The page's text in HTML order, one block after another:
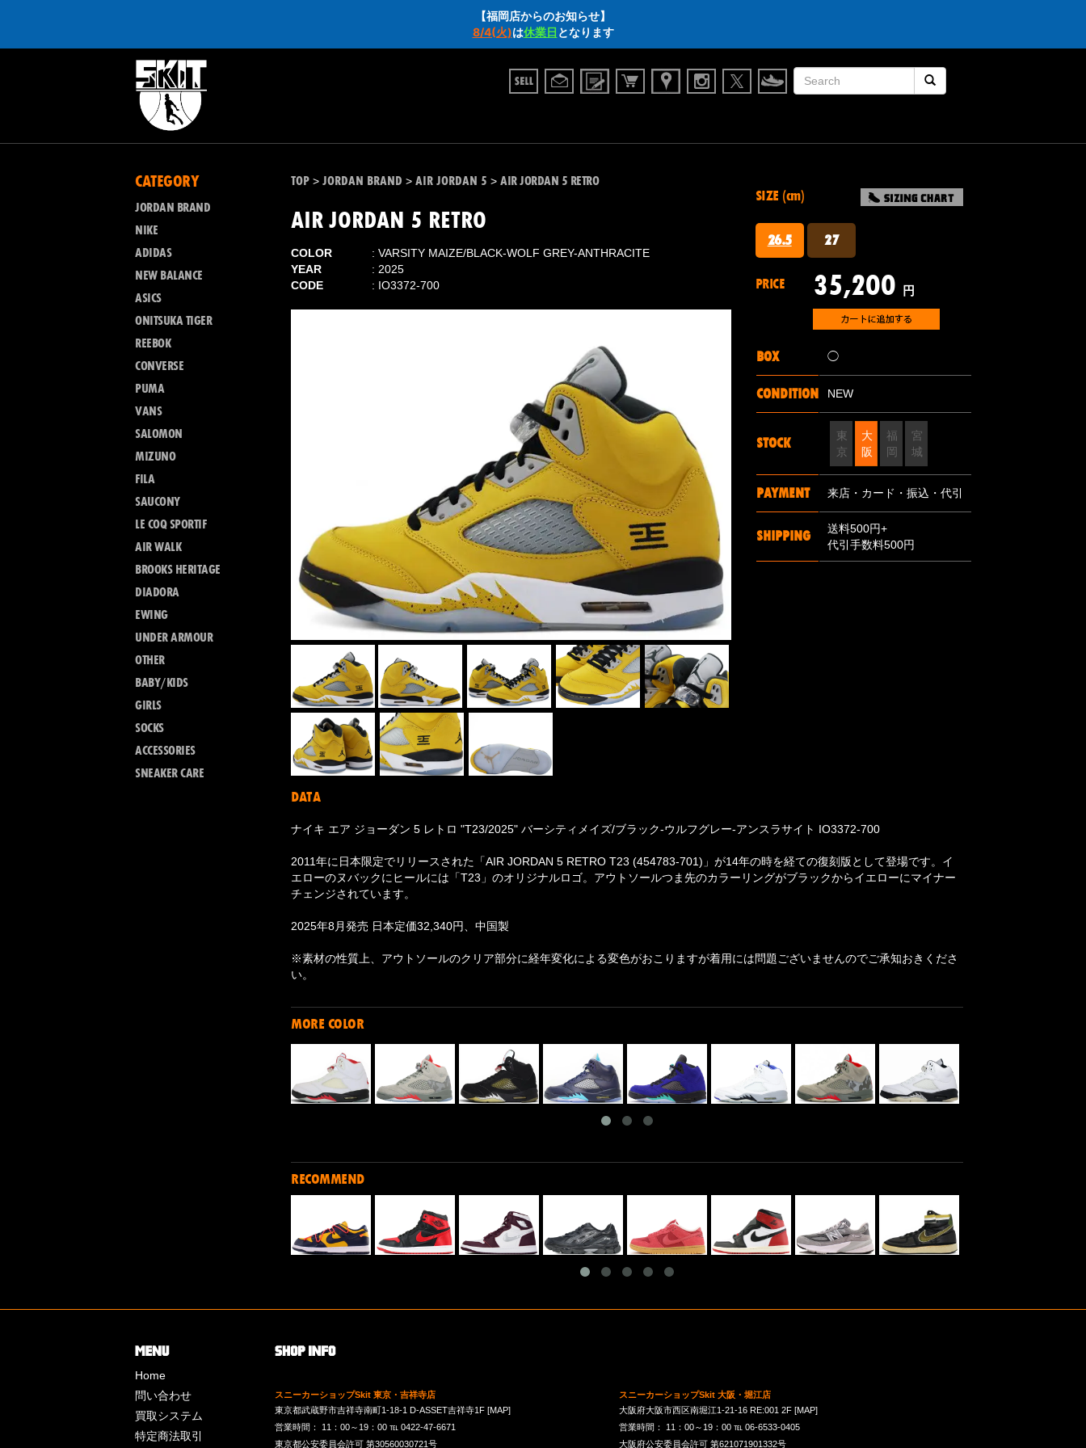
【福岡店からのお知らせ】
8/4(火)は休業日 となります
CATEGORY
JORDAN BRAND
NIKE
ADIDAS
NEW BALANCE
ASICS
ONITSUKA TIGER
REEBOK
CONVERSE
PUMA
VANS
SALOMON
MIZUNO
FILA
SAUCONY
LE COQ SPORTIF
AIR WALK
BROOKS HERITAGE
DIADORA
EWING
UNDER ARMOUR
OTHER
BABY/KIDS
GIRLS
SOCKS
ACCESSORIES
SNEAKER CARE
TOP > JORDAN BRAND > AIR JORDAN 5 > AIR JORDAN 5 RETRO
AIR JORDAN 5 RETRO
COLOR
VARSITY MAIZE/BLACK-WOLF GREY-ANTHRACITE
YEAR
2025
CODE
IO3372-700
SIZE (cm)
26.5 27
PRICE 35,200 円
BOX ◯
CONDITION NEW
STOCK
東
京
大
阪
福
岡
宮
城
PAYMENT 来店・カード・振込・代引
SHIPPING
送料500円+
代引手数料500円
DATA
ナイキ エア ジョーダン 5 レトロ "T23/2025" バーシティメイズ/ブラック-ウルフグレー-アンスラサイト IO3372-700
2011年に日本限定でリリースされた「AIR JORDAN 5 RETRO T23 (454783-701)」が14年の時を経ての復刻版として登場です。イ
エローのヌバックにヒールには「T23」のオリジナルロゴ。アウトソールつま先のカラーリングがブラックからイエローにマイナー
チェンジされています。
2025年8月発売 日本定価32,340円、中国製
※素材の性質上、アウトソールのクリア部分に経年変化による変色がおこりますが着用には問題ございませんのでご承知おきくださ
い。
MORE COLOR
RECOMMEND
Home
問い合わせ
買取システム
特定商法取引
スニーカーショップSkit 東京・吉祥寺店
東京都武蔵野市吉祥寺南町1-18-1 D-ASSET吉祥寺1F [MAP]
営業時間： 11：00～19：00 ℡ 0422-47-6671
東京都公安委員会許可 第30560030721号
スニーカーショップSkit 大阪・堀江店
大阪府大阪市西区南堀江1-21-16 RE:001 2F [MAP]
営業時間： 11：00～19：00 ℡ 06-6533-0405
大阪府公安委員会許可 第621071901332号